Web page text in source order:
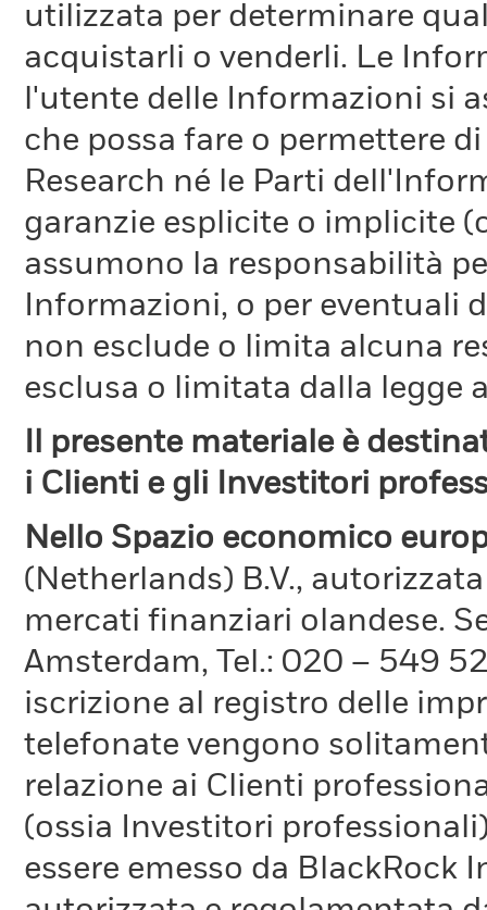
utilizzata per determinare
acquistarli o venderli. Le
l'utente delle Informazioni si
che possa fare o permettere
Research né le Parti
garanzie esplicite o implicite
assumono la responsabilità
Informazioni, o per eventuali
non esclude o limita alcuna
esclusa o limitata dalla legge
Il presente materiale è
i Clienti e gli Investitori
Nello Spazio economico
(Netherlands) B.V.,
mercati finanziari olandese.
Amsterdam, Tel.: 020 – 549
iscrizione al registro delle
telefonate vengono
relazione ai Clienti
(ossia Investitori
essere emesso da